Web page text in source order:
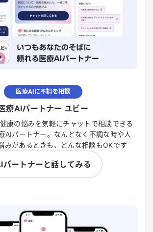
医療AIに不調を相談
療AIパートナー ユビー
康の悩みを気軽にチャットで相談できる
AIパートナー。なんとなく不調な時や人
みがあるときも、どんな相談もOKです
パートナーと話してみる